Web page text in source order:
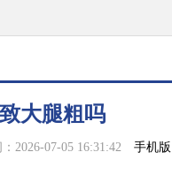
大腿粗吗
2026-07-05 16:31:42 手机版